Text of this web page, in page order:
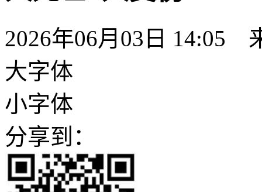
2026年06月03日 14:05
大字体
小字体
分享到：